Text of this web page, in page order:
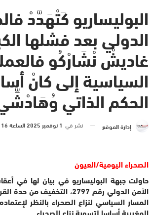
البوليساريو كَتْهَدَّدْ
الدولي بعد فشلها
غاديشْ نْشَارْكُو
السياسية إلى كانْ
الحكم الذاتي
إدارة الموقع نشر في 1 نوفمبر 2025 الساعة 16 و 46 دقيقة
الصحراء اليومية/العيون
حاولت جبهة البوليساريو في بيان لها في
الأمن الدولي رقم 2797،
المسار السياسي لنزاع الصحراء بالنظر